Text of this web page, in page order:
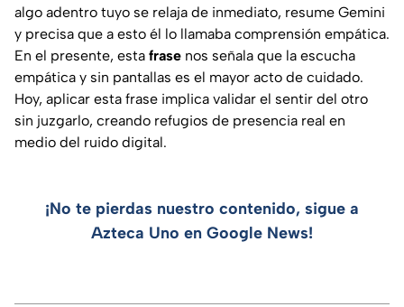
algo adentro tuyo se relaja de inmediato, resume Gemini
y precisa que a esto él lo llamaba comprensión empática.
En el presente, esta frase nos señala que la escucha
empática y sin pantallas es el mayor acto de cuidado.
Hoy, aplicar esta frase implica validar el sentir del otro
sin juzgarlo, creando refugios de presencia real en
medio del ruido digital.
¡No te pierdas nuestro contenido, sigue a
Azteca Uno en Google News!